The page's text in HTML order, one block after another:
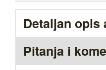
Detaljan opis
Pitanja i